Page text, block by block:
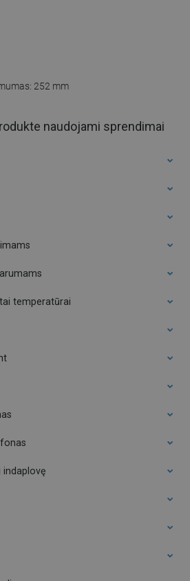
252 mm
naudojami sprendimai
temperatūrai
indaplovę